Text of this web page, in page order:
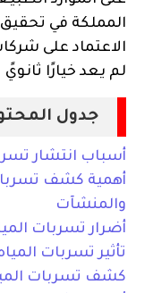
المملكة في تحقيق
الاعتماد على
لم يعد خيارًا ثانويً
جدول
أسباب انتشار
أهمية كشف
والمنشآت
أضرار تسربات
تأثير تسربات
كشف تسربات